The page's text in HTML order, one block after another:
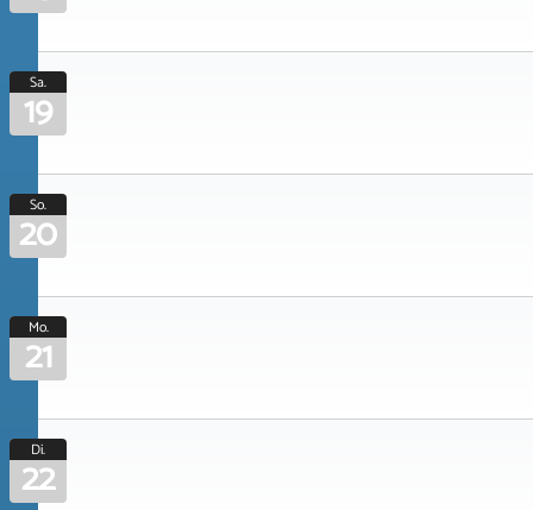
Sa.
19
So.
20
Mo.
21
Di.
22